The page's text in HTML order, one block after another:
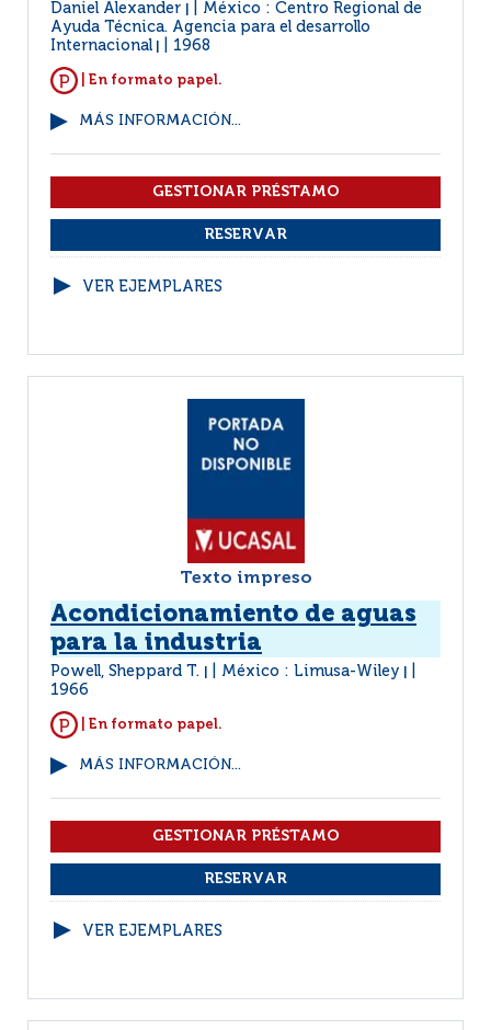
Daniel Alexander
México : Centro Regional de
Ayuda Técnica. Agencia para el desarrollo
Internacional
1968
| En formato papel.
MÁS INFORMACIÓN...
VER EJEMPLARES
Texto impreso
Acondicionamiento de aguas
para la industria
Powell, Sheppard T. México : Limusa-Wiley
1966
| En formato papel.
MÁS INFORMACIÓN...
VER EJEMPLARES